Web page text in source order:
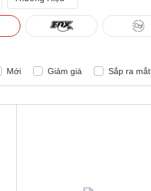
Mới Giảm giá Sắp ra mắt